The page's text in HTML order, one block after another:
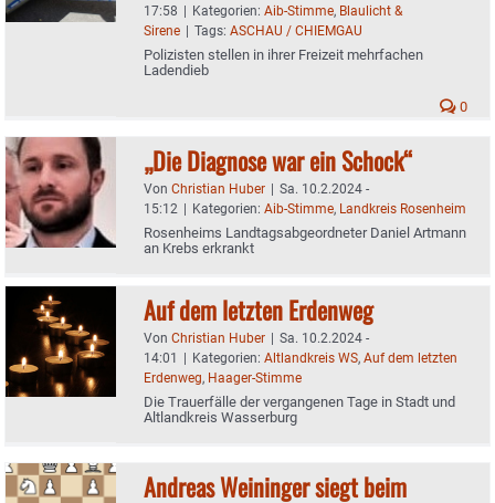
17:58 | Kategorien: Aib-Stimme, Blaulicht &
Sirene | Tags: ASCHAU / CHIEMGAU
Polizisten stellen in ihrer Freizeit mehrfachen
Ladendieb
0
„Die Diagnose war ein Schock“
Von Christian Huber | Sa. 10.2.2024 -
15:12 | Kategorien: Aib-Stimme, Landkreis Rosenheim
Rosenheims Landtagsabgeordneter Daniel Artmann
an Krebs erkrankt
Auf dem letzten Erdenweg
Von Christian Huber | Sa. 10.2.2024 -
14:01 | Kategorien: Altlandkreis WS, Auf dem letzten
Erdenweg, Haager-Stimme
Die Trauerfälle der vergangenen Tage in Stadt und
Altlandkreis Wasserburg
Andreas Weininger siegt beim